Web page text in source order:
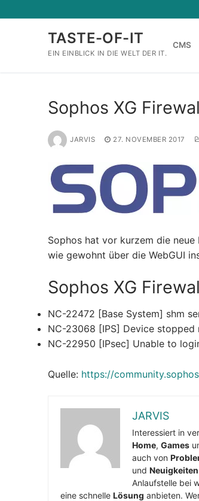
Inhalt
TASTE-OF-IT
EIN EINBLICK IN DIE WELT DER IT.
CMS
Sophos XG
JARVIS 27. NOVEMBER 2017
Sophos hat vor kurzem die neue
wie gewohnt über die WebGUI
Sophos XG
NC-22472 [Base System] shm
NC-23068 [IPS] Device stopped
NC-22950 [IPsec] Unable to
Quelle: https://
JARVIS
Interessiert in
Home, Games
auch von
und Neuigkeiten
Anlaufstelle bei
eine schnelle Lösung anbieten.